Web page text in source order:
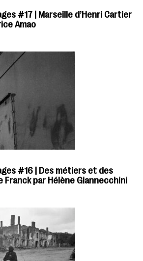
#17 | Marseille d’Henri Cartier
Amao
#16 | Des métiers et des
Franck par Hélène Giannecchini